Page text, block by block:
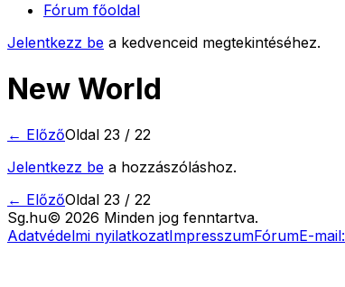
Fórum főoldal
Jelentkezz be a kedvenceid megtekintéséhez.
New World
← ElőzőOldal 23 / 22
Jelentkezz be a hozzászóláshoz.
← ElőzőOldal 23 / 22
Sg.hu© 2026 Minden jog fenntartva.
Adatvédelmi nyilatkozatImpresszumFórumE-mail: